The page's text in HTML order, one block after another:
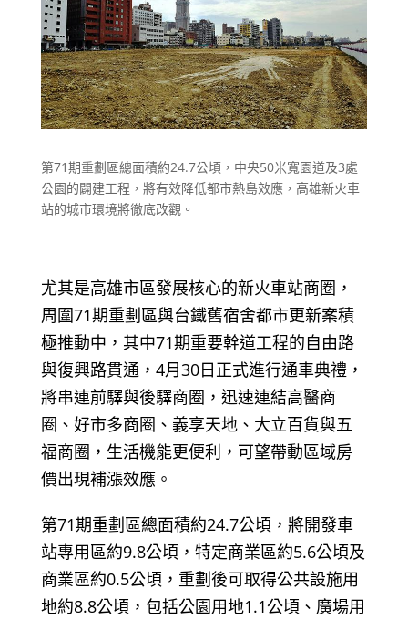
第71期重劃區總面積約24.7公頃，中央50米寬園道及3處
公園的闢建工程，將有效降低都市熱島效應，高雄新火車
站的城市環境將徹底改觀。
尤其是高雄市區發展核心的新火車站商圈，
周圍71期重劃區與台鐵舊宿舍都市更新案積
極推動中，其中71期重要幹道工程的自由路
與復興路貫通，4月30日正式進行通車典禮，
將串連前驛與後驛商圈，迅速連結高醫商
圈、好市多商圈、義享天地、大立百貨與五
福商圈，生活機能更便利，可望帶動區域房
價出現補漲效應。
第71期重劃區總面積約24.7公頃，將開發車
站專用區約9.8公頃，特定商業區約5.6公頃及
商業區約0.5公頃，重劃後可取得公共設施用
地約8.8公頃，包括公園用地1.1公頃、廣場用